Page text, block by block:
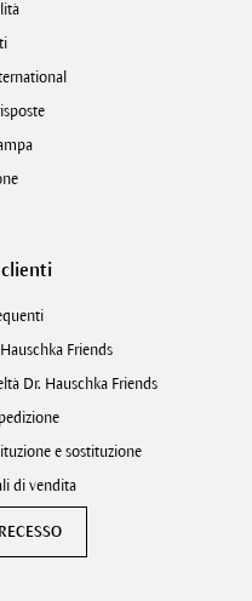
clienti
Friends
Dr. Hauschka Friends
e sostituzione
di vendita